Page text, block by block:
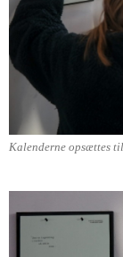
Kalenderne opsættes